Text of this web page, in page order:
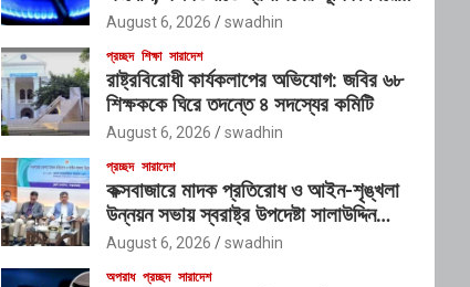
প্রশ্ন
August 6, 2026 swadhin
প্রচ্ছদ শিক্ষা সারাদেশ
রাষ্ট্রবিরোধী কার্যকলাপের অভিযোগ: জবির ৬৮
শিক্ষককে ঘিরে তদন্তে ৪ সদস্যের কমিটি
August 6, 2026 swadhin
প্রচ্ছদ সারাদেশ
কক্সবাজারে মাদক প্রতিরোধ ও আইন-শৃঙ্খলা
উন্নয়ন সভায় স্বরাষ্ট্র উপদেষ্টা সালাউদ্দিন
আহমদ
August 6, 2026 swadhin
অপরাধ প্রচ্ছদ সারাদেশ